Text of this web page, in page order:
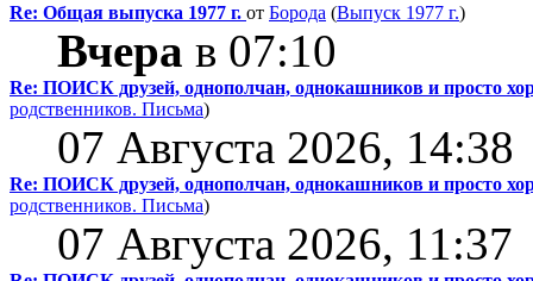
Re: Общая выпуска 1977 г. от Борода (Выпуск 1977 г.)
Вчера в 07:10
Re: ПОИСК друзей, однополчан, однокашников и просто
родственников. Письма)
07 Августа 2026, 14:38
Re: ПОИСК друзей, однополчан, однокашников и просто
родственников. Письма)
07 Августа 2026, 11:37